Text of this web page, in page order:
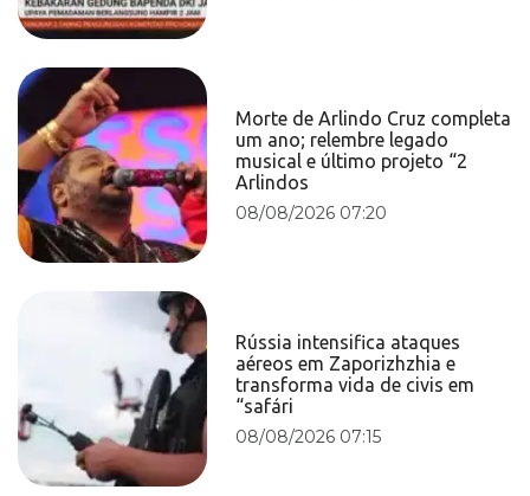
Morte de Arlindo Cruz completa
um ano; relembre legado
musical e último projeto “2
Arlindos
08/08/2026 07:20
Rússia intensifica ataques
aéreos em Zaporizhzhia e
transforma vida de civis em
“safári
08/08/2026 07:15